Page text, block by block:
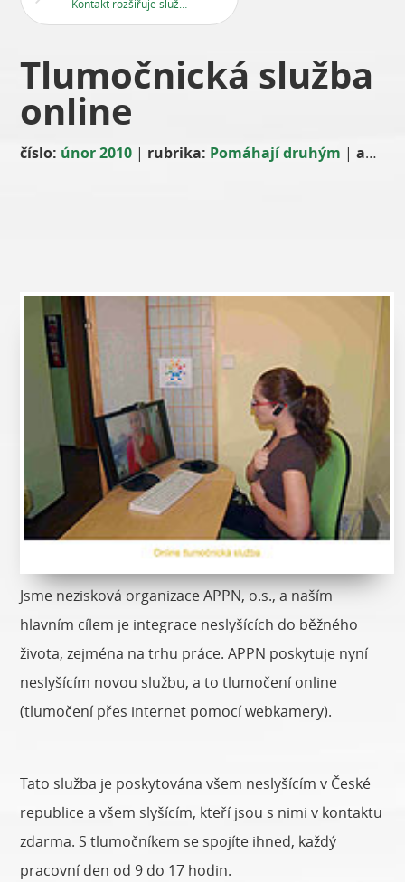
Tlumočnická služba
online
číslo: únor 2010 | rubrika: Pomáhají druhým |autor:
Jsme nezisková organizace APPN, o.s., a naším
hlavním cílem je integrace neslyšících do běžného
života, zejména na trhu práce. APPN poskytuje nyní
neslyšícím novou službu, a to tlumočení online
(tlumočení přes internet pomocí webkamery).
Tato služba je poskytována všem neslyšícím v České
republice a všem slyšícím, kteří jsou s nimi v kontaktu
zdarma. S tlumočníkem se spojíte ihned, každý
pracovní den od 9 do 17 hodin.